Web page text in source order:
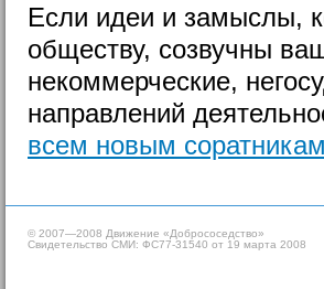
Если идеи и замыслы,
обществу, созвучны
некоммерческие,
направлений
всем новым
© 2007—2008 Движение «Добрососедство»
Свидетельство СМИ: ФС77-31540 от 19 марта 2008